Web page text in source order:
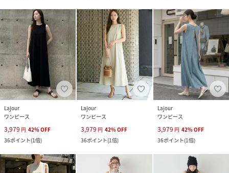
Lajour
ワンピース
3,979 円 42%OFF
36ポイント(1倍)
Lajour
ワンピース
3,979 円 42%OFF
36ポイント(1倍)
Lajour
ワンピース
3,979 円 42%OFF
36ポイント(1倍)